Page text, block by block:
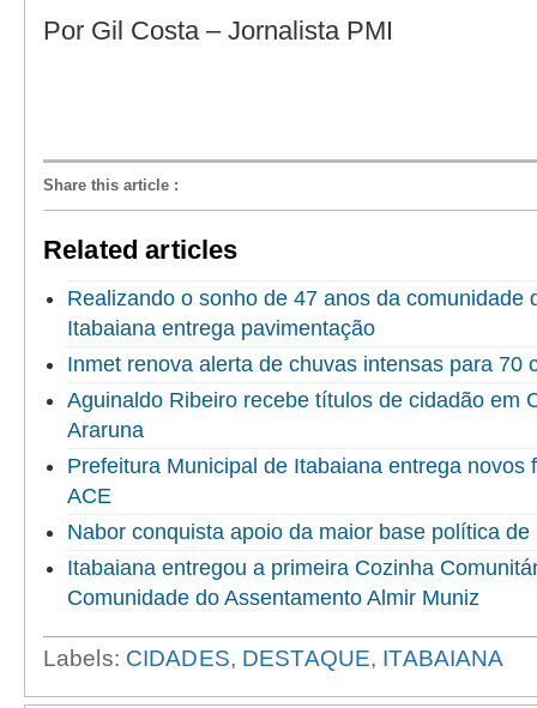
Por Gil Costa – Jornalista PMI
Share this article :
Related articles
Realizando o sonho de 47 anos da comunidade
Itabaiana entrega pavimentação
Inmet renova alerta de chuvas intensas para 70
Aguinaldo Ribeiro recebe títulos de cidadão em
Araruna
Prefeitura Municipal de Itabaiana entrega novos
ACE
Nabor conquista apoio da maior base política de
Itabaiana entregou a primeira Cozinha
Comunidade do Assentamento Almir Muniz
Labels: CIDADES, DESTAQUE, ITABAIANA